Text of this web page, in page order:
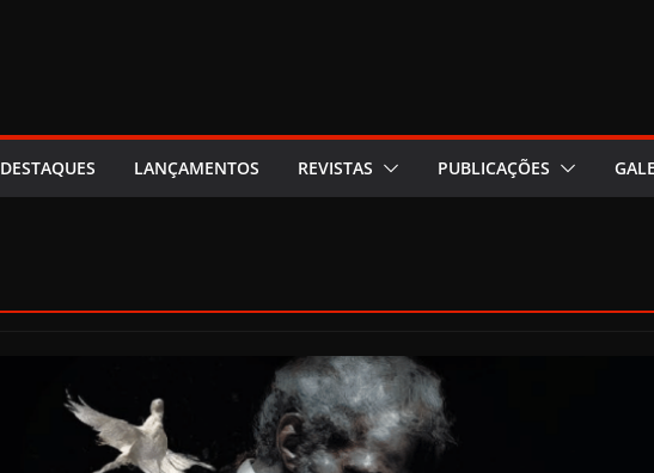
DESTAQUES LANÇAMENTOS REVISTAS PUBLICAÇÕES